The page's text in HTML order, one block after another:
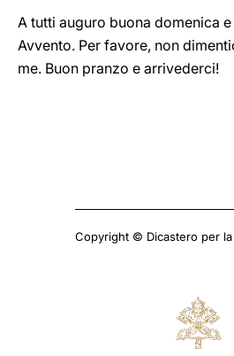
A tutti auguro buona domenica
Avvento. Per favore, non
me. Buon pranzo e arrivederci!
Copyright © Dicastero per